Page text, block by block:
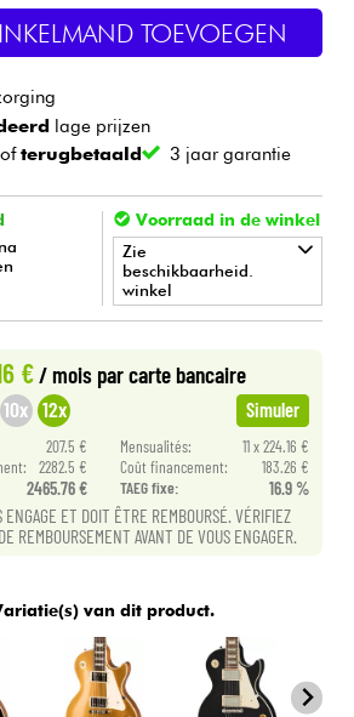
TOEVOEGEN
lage prijzen
ofterugbetaald 3 jaar garantie
Voorraad in de winkel
Zie
beschikbaarheid.
winkel
€/ mois par carte bancaire
10x 12x Simuler
207.5 € Mensualités:
11 x 224.16 €
2282.5 € Coût financement:
183.26 €
2465.76 € TAEG fixe: 16.9 %
ENGAGE ET DOIT ÊTRE REMBOURSÉ. VÉRIFIEZ
REMBOURSEMENT AVANT DE VOUS ENGAGER.
van dit product.